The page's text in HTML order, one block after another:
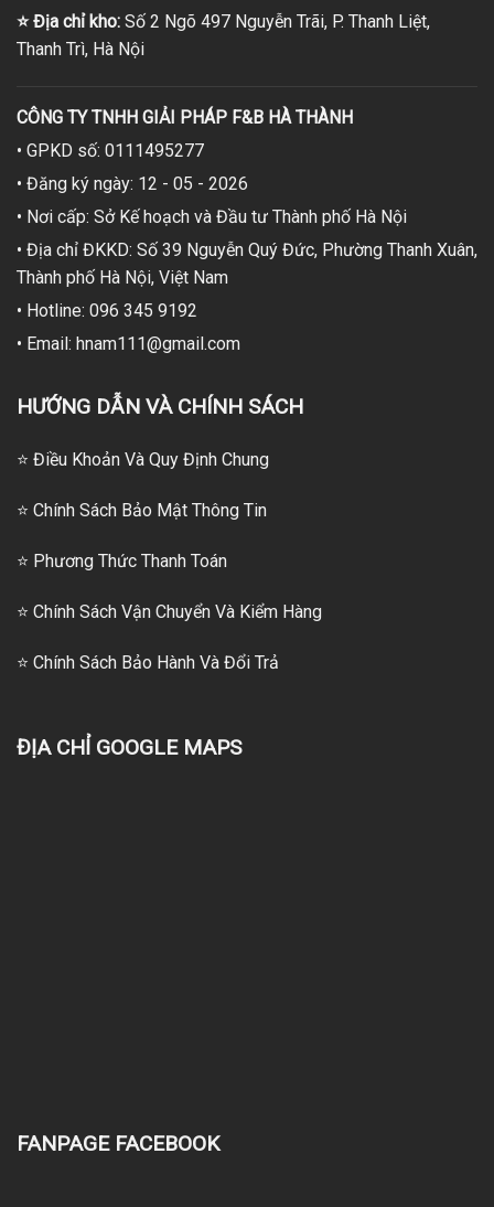
⭐Địa chỉ kho: Số 2 Ngõ 497 Nguyễn Trãi, P. Thanh Liệt,
Thanh Trì, Hà Nội
CÔNG TY TNHH GIẢI PHÁP F&B HÀ THÀNH
• GPKD số: 0111495277
• Đăng ký ngày: 12 - 05 - 2026
• Nơi cấp: Sở Kế hoạch và Đầu tư Thành phố Hà Nội
• Địa chỉ ĐKKD: Số 39 Nguyễn Quý Đức, Phường Thanh Xuân,
Thành phố Hà Nội, Việt Nam
• Hotline: 096 345 9192
• Email: hnam111@gmail.com
HƯỚNG DẪN VÀ CHÍNH SÁCH
⭐ Điều Khoản Và Quy Định Chung
⭐ Chính Sách Bảo Mật Thông Tin
⭐ Phương Thức Thanh Toán
⭐ Chính Sách Vận Chuyển Và Kiểm Hàng
⭐ Chính Sách Bảo Hành Và Đổi Trả
ĐỊA CHỈ GOOGLE MAPS
FANPAGE FACEBOOK